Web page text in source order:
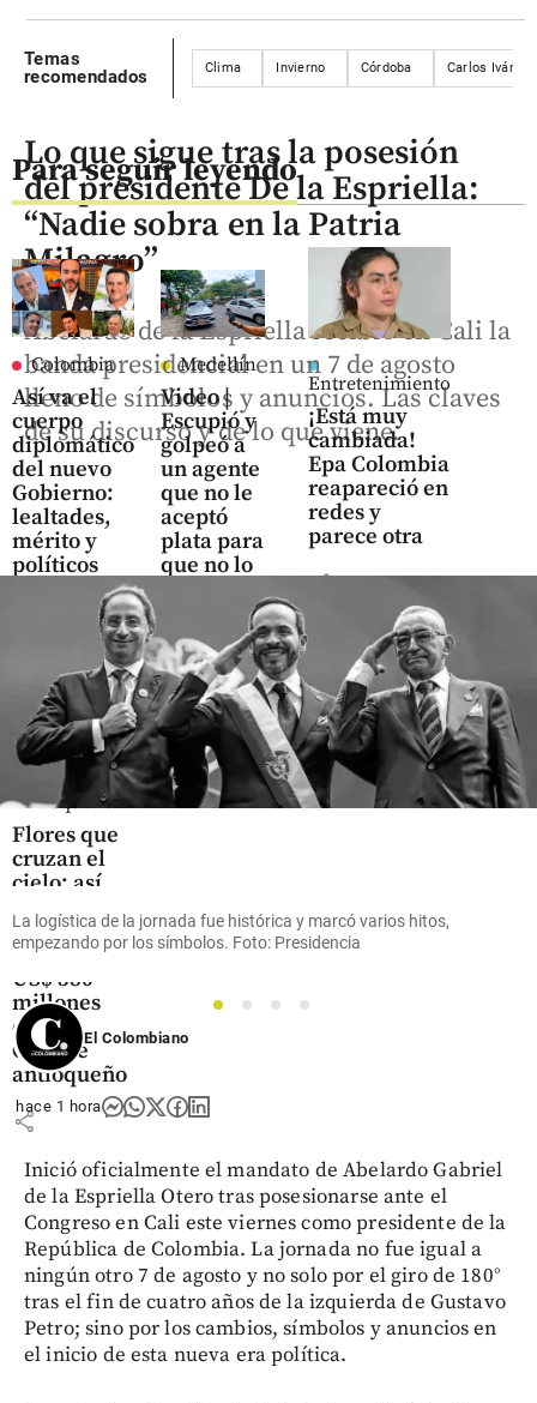
Temas
recomendados
Clima Invierno Córdoba Carlos Iván
Para seguir leyendo
Colombia
Así va el
cuerpo
diplomático
del nuevo
Gobierno:
lealtades,
mérito y
políticos
Medellín
Video |
Escupió y
golpeó a
un agente
que no le
aceptó
plata para
que no lo
share
Entretenimiento
¡Está muy
cambiada!
Epa Colombia
reapareció en
redes y
parece otra
share
Oriente
Antioqueño
Flores que
cruzan el
cielo: así
es el
negocio
que mueve
US$ 380
millones
en el
Oriente
antioqueño
share
Lo que sigue tras la posesión
del presidente De la Espriella:
“Nadie sobra en la Patria
Milagro”
Abelardo de la Espriella recibió en Cali la
banda presidencial en un 7 de agosto
lleno de símbolos y anuncios. Las claves
de su discurso y de lo que viene.
La logística de la jornada fue histórica y marcó varios hitos,
empezando por los símbolos. Foto: Presidencia
1 2 3
4
El Colombiano
hace 1 hora
Inició oficialmente el mandato de Abelardo Gabriel
de la Espriella Otero tras posesionarse ante el
Congreso en Cali este viernes como presidente de la
República de Colombia. La jornada no fue igual a
ningún otro 7 de agosto y no solo por el giro de 180°
tras el fin de cuatro años de la izquierda de Gustavo
Petro; sino por los cambios, símbolos y anuncios en
el inicio de esta nueva era política.